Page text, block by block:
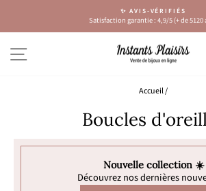
contenu
Diaporama
Pause
✨ AVIS-VÉRIFIÉS
Satisfaction garantie : 4,9/5 (+ de 5120
Accueil/
Boucles
Nouvelle collection ☀️
Découvrez nos dernières